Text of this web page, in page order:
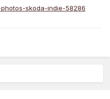
skoda-indie-58286